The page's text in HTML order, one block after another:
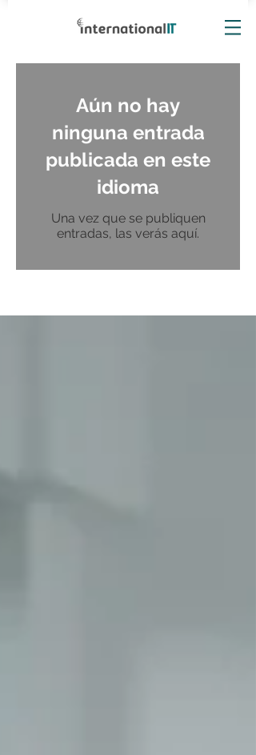
Aún no hay
ninguna entrada
publicada en este
idioma
Una vez que se publiquen
entradas, las verás aquí.